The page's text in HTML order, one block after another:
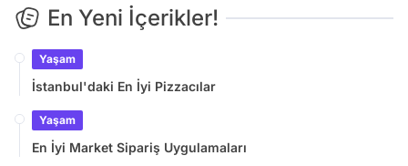
En Yeni İçerikler!
Yaşam
İstanbul'daki En İyi Pizzacılar
Yaşam
En İyi Market Sipariş Uygulamaları